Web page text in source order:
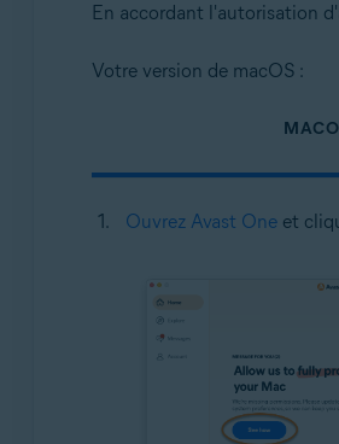
En accordant l'autorisation
Votre version de macOS :
Ouvrez Avast Oneet